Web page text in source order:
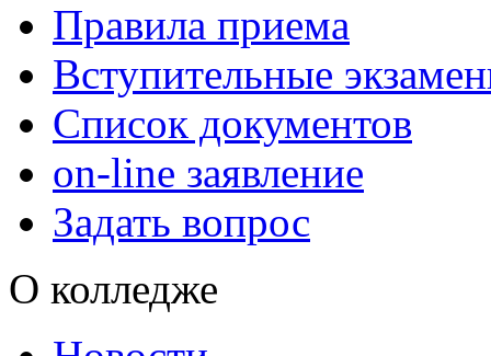
Правила приема
Вступительные
Список документов
on-line заявление
Задать вопрос
О колледже